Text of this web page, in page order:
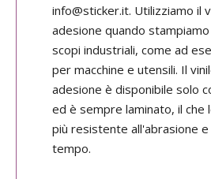
info@sticker.it. Utilizziamo il
adesione quando
scopi industriali, come ad
per macchine e utensili. Il
adesione è disponibile solo
ed è sempre laminato, il che
più resistente all'abrasione e
tempo.